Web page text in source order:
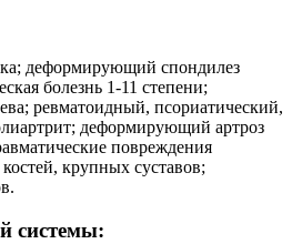
деформирующий спондилез
болезнь 1-11 степени;
ревматоидный, псориатический,
деформирующий артроз
повреждения
крупных суставов;
системы: